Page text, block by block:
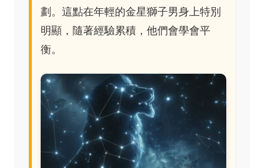
劃。這點在年輕的金星獅子男身上特別
明顯，隨著經驗累積，他們會學會平
衡。